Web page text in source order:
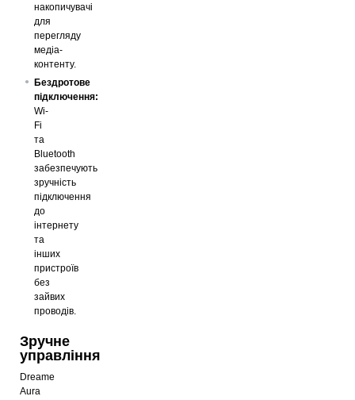
накопичувачі
для
перегляду
медіа-
контенту.
Бездротове
підключення:
Wi-
Fi
та
Bluetooth
забезпечують
зручність
підключення
до
інтернету
та
інших
пристроїв
без
зайвих
проводів.
Зручне
управління
Dreame
Aura